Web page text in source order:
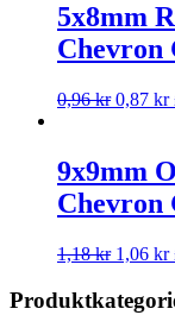
5x8mm
Chevron
0,96kr 0,87 kr
9x9mm
Chevron
1,18kr 1,06 kr